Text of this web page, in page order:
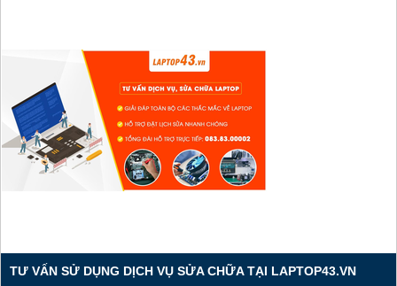
TƯ VẤN SỬ DỤNG DỊCH VỤ SỬA CHỮA TẠI LAPTOP43.VN